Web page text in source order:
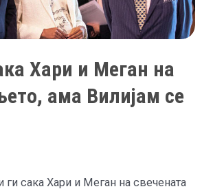
Хари и Меган на
ама Вилијам се
ги сака Хари и Меган на свечената